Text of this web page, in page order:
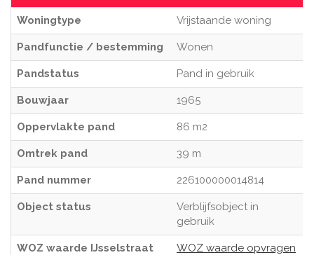
Woningtype Vrijstaande woning
Pandfunctie / bestemming Wonen
Pandstatus Pand in gebruik
Bouwjaar 1965
Oppervlakte pand 86 m2
Omtrek pand 39 m
Pand nummer 226100000014814
Object status
Verblijfsobject in
gebruik
WOZ waarde IJsselstraat
WOZ waarde opvragen